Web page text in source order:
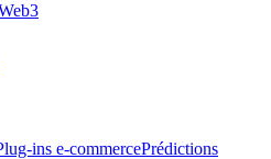
ins e-commercePrédictions